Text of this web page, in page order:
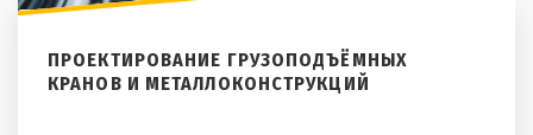
ПРОЕКТИРОВАНИЕ ГРУЗОПОДЪЁМНЫХ
КРАНОВ И МЕТАЛЛОКОНСТРУКЦИЙ